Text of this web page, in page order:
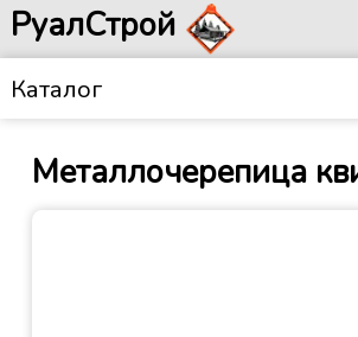
РуалСтрой
Каталог
Металлочерепица